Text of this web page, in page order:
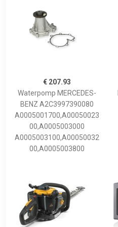
€ 207.93
Waterpomp MERCEDES-
BENZ A2C3997390080
A0005001700,A00050023
00,A0005003000
A0005003100,A00050032
00,A0005003800